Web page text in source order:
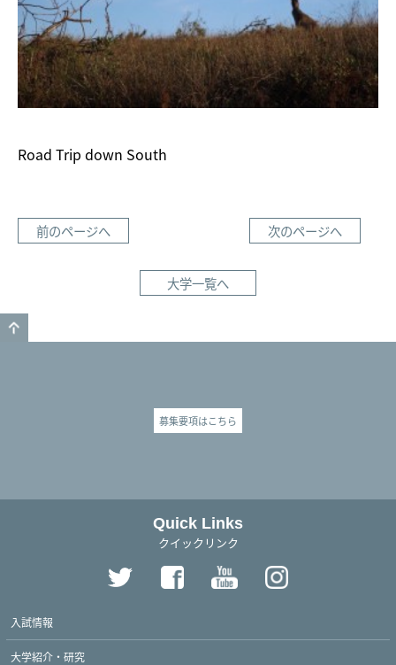
Road Trip down South
前のページへ 次のページへ
大学一覧へ
募集要項はこちら
Quick Links
クイックリンク
入試情報
大学紹介・研究